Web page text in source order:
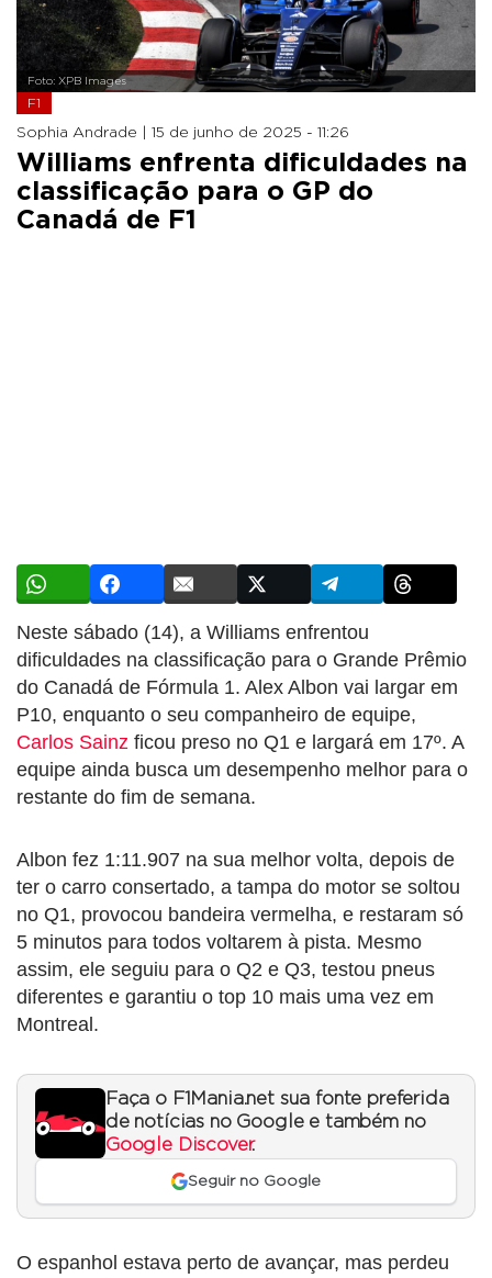
Foto: XPB Images
F1
Sophia Andrade | 15 de junho de 2025 - 11:26
Williams enfrenta dificuldades na
classificação para o GP do
Canadá de F1
Neste sábado (14), a Williams enfrentou
dificuldades na classificação para o Grande Prêmio
do Canadá de Fórmula 1. Alex Albon vai largar em
P10, enquanto o seu companheiro de equipe,
Carlos Sainz ficou preso no Q1 e largará em 17º. A
equipe ainda busca um desempenho melhor para o
restante do fim de semana.
Albon fez 1:11.907 na sua melhor volta, depois de
ter o carro consertado, a tampa do motor se soltou
no Q1, provocou bandeira vermelha, e restaram só
5 minutos para todos voltarem à pista. Mesmo
assim, ele seguiu para o Q2 e Q3, testou pneus
diferentes e garantiu o top 10 mais uma vez em
Montreal.
Faça o F1Mania.net sua fonte preferida
de notícias no Google e também no
Google Discover.
Seguir no Google
O espanhol estava perto de avançar, mas perdeu